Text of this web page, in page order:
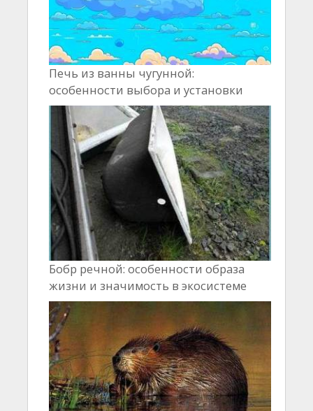
Печь из ванны чугунной:
особенности выбора и установки
Бобр речной: особенности образа
жизни и значимость в экосистеме